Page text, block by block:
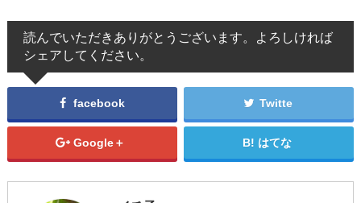
読んでいただきありがとうございます。よろしければ
シェアしてください。
facebook Twitte
Google＋ はてな